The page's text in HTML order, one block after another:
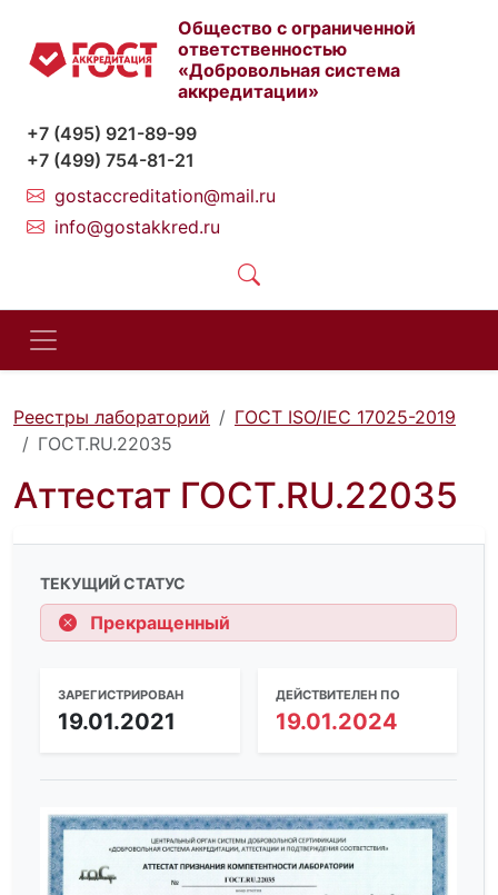
Общество с ограниченной
ответственностью
«Добровольная система
аккредитации»
+7 (495) 921-89-99
+7 (499) 754-81-21
gostaccreditation@mail.ru
info@gostakkred.ru
Реестры лабораторий
ГОСТ ISO/IEC 17025-2019
ГОСТ.RU.22035
Аттестат ГОСТ.RU.22035
ТЕКУЩИЙ СТАТУС
Прекращенный
ЗАРЕГИСТРИРОВАН
19.01.2021
ДЕЙСТВИТЕЛЕН ПО
19.01.2024